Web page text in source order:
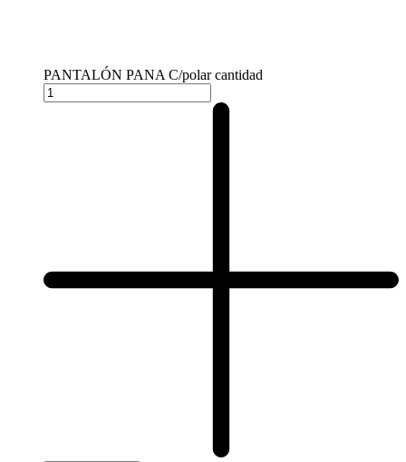
PANTALÓN PANA C/polar cantidad